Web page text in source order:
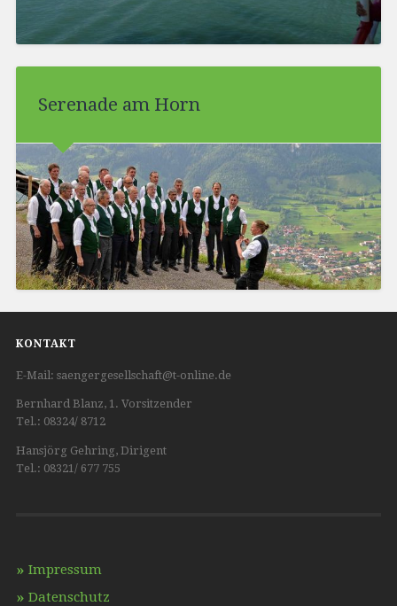
Serenade am Horn
KONTAKT
E-Mail: saengergesellschaft@t-online.de
Bernhard Blanz, 1. Vorsitzender
Tel.: 08324/ 8712
Hansjörg Gehring, Dirigent
Tel.: 08321/ 677 755
Impressum
Datenschutz